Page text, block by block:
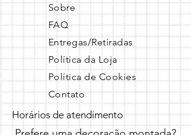
Sobre
FAQ
Entregas/Retiradas
Política da Loja
Política de Cookies
Contato
Horários de atendimento